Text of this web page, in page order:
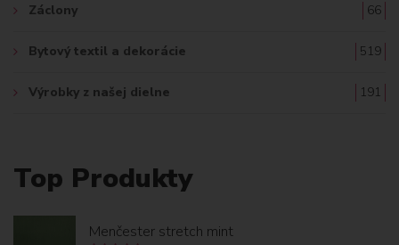
Záclony 66
Bytový textil a dekorácie 519
Výrobky z našej dielne 191
Top Produkty
Menčester stretch mint